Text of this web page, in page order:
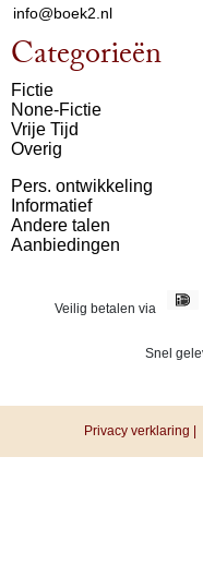
info@boek2.nl
Categorieën
Fictie
None-Fictie
Vrije Tijd
Overig
Pers. ontwikkeling
Informatief
Andere talen
Aanbiedingen
Veilig betalen via
Snel
Privacy verklaring |